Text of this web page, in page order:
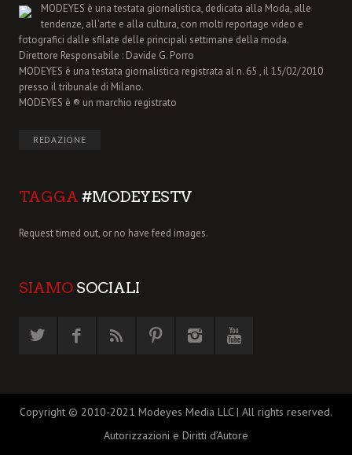
MODEYES è una testata giornalistica, dedicata alla Moda, alle
tendenze, all'arte e alla cultura, con molti reportage video e
fotografici dalle sfilate delle principali settimane della moda.
Direttore Responsabile : Davide G. Porro
MODEYES è una testata giornalistica registrata al n. 65 , il 15/02/2010
presso il tribunale di Milano.
MODEYES è ® un marchio registrato
REDAZIONE
TAGGA #MODEYESTV
Request timed out, or no have feed images.
SIAMO SOCIALI
Copyright © 2010-2021 Modeyes Media LLC | All rights reserved.
Autorizzazioni e Diritti d’Autore